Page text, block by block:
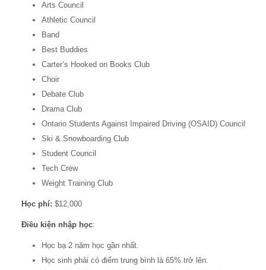
Arts Council
Athletic Council
Band
Best Buddies
Carter’s Hooked on Books Club
Choir
Debate Club
Drama Club
Ontario Students Against Impaired Driving (OSAID) Council
Ski & Snowboarding Club
Student Council
Tech Crew
Weight Training Club
Học phí: $12,000
Điều kiện nhập học:
Học bạ 2 năm học gần nhất.
Học sinh phải có điểm trung bình là 65% trở lên.